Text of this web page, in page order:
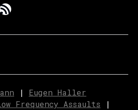
| Eugen Haller
Frequency Assaults |